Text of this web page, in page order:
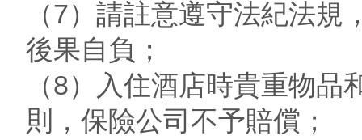
（7）請註意遵守法紀法
後果自負；
（8）入住酒店時貴重物
則，保險公司不予賠償；